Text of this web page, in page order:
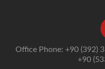
Office Phone: +90 (392)
+90